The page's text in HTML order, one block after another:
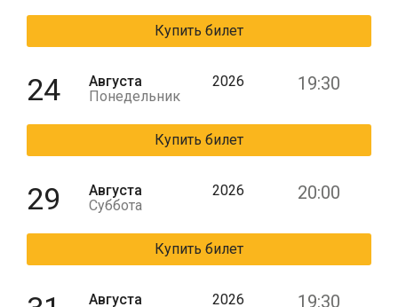
Купить билет
24
Августа
Понедельник
2026 19:30
Купить билет
29
Августа
Суббота
2026 20:00
Купить билет
Августа
2026 19:30